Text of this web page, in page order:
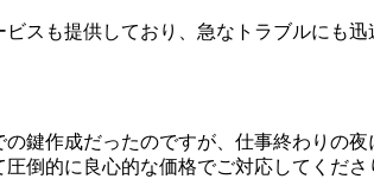
ビスも提供しており、急なトラブルにも
の鍵作成だったのですが、仕事終わりの
倒的に良心的な価格でご対応してくだ